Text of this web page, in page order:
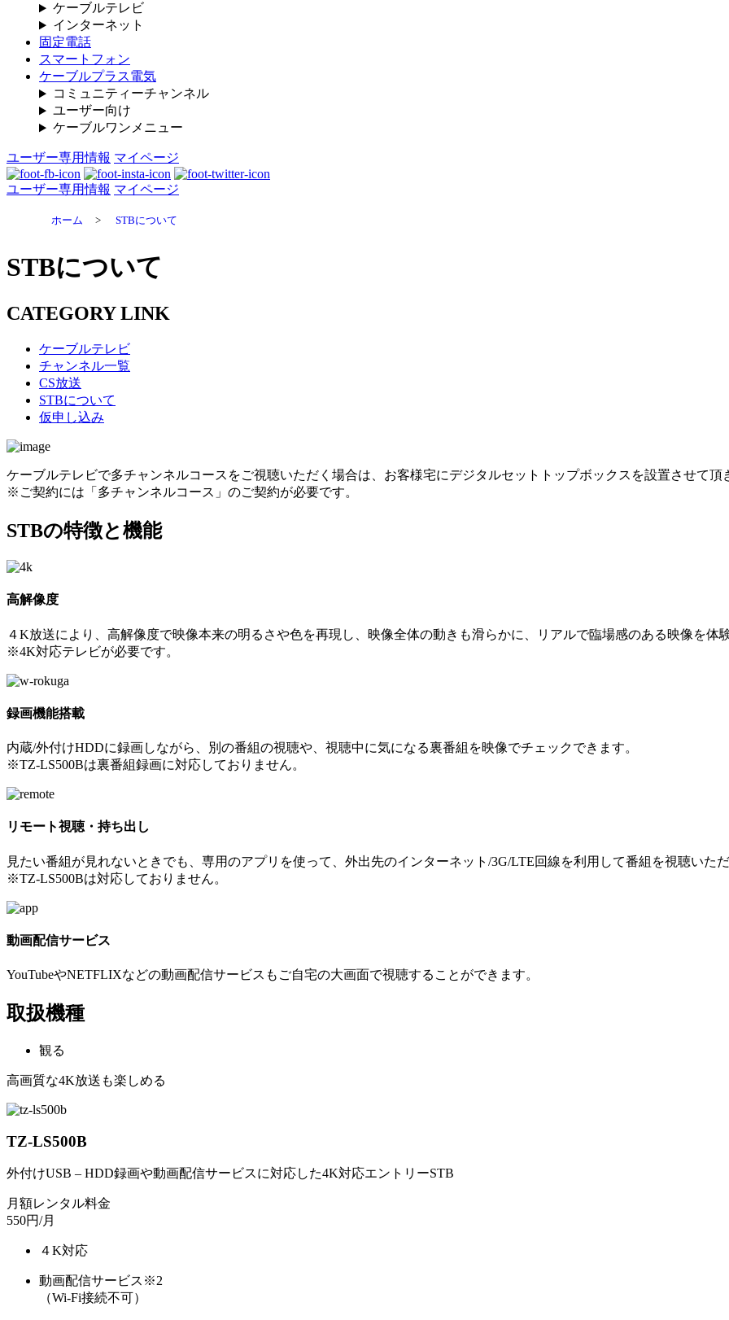
ケーブルテレビ
インターネット
固定電話
スマートフォン
ケーブルプラス電気
コミュニティーチャンネル
ユーザー向け
ケーブルワンメニュー
ユーザー専用情報 マイページ
ユーザー専用情報 マイページ
ホーム > STBについて
STBについて
CATEGORY LINK
ケーブルテレビ
チャンネル一覧
CS放送
STBについて
仮申し込み
ケーブルテレビで多チャンネルコースをご視聴いただく場合は、お客様宅にデジタルセットトップボックスを設置させて頂
※ご契約には「多チャンネルコース」のご契約が必要です。
STBの特徴と機能
高解像度
４K放送により、高解像度で映像本来の明るさや色を再現し、映像全体の動きも滑らかに、リアルで臨場感のある映像を体
※4K対応テレビが必要です。
録画機能搭載
内蔵/外付けHDDに録画しながら、別の番組の視聴や、視聴中に気になる裏番組を映像でチェックできます。
※TZ-LS500Bは裏番組録画に対応しておりません。
リモート視聴・持ち出し
見たい番組が見れないときでも、専用のアプリを使って、外出先のインターネット/3G/LTE回線を利用して番組を視聴いた
※TZ-LS500Bは対応しておりません。
動画配信サービス
YouTubeやNETFLIXなどの動画配信サービスもご自宅の大画面で視聴することができます。
取扱機種
観る
高画質な4K放送も楽しめる
TZ-LS500B
外付けUSB – HDD録画や動画配信サービスに対応した4K対応エントリーSTB
月額レンタル料金
550円/月
４K対応
動画配信サービス ※2
（Wi-Fi接続不可）